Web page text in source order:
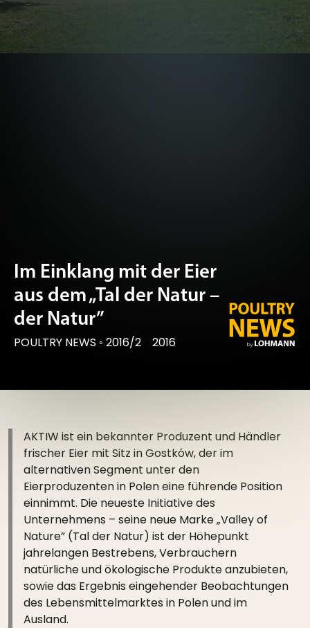
Im Einklang mit der Eier
aus dem „Tal der Natur –
der Natur”
POULTRY NEWS ◦ 2016/2 2016
AKTIW ist ein bekannter Produzent und Händler
frischer Eier mit Sitz in Gostków, der im
alternativen Segment unter den
Eierproduzenten in Polen eine führende Position
einnimmt. Die neueste Initiative des
Unternehmens – seine neue Marke „Valley of
Nature” (Tal der Natur) ist der Höhepunkt
jahrelangen Bestrebens, Verbrauchern
natürliche und ökologische Produkte anzubieten,
sowie das Ergebnis eingehender Beobachtungen
des Lebensmittelmarktes in Polen und im
Ausland.